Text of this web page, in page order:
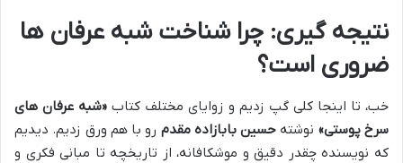
نتیجه گیری: چرا شناخت شبه عرفان ها
ضروری است؟
خب، تا اینجا کلی گپ زدیم و زوایای مختلف کتاب «شبه عرفان های
سرخ پوستی» نوشته حسین بابازاده مقدم رو با هم ورق زدیم. دیدیم
که نویسنده چقدر دقیق و موشکافانه، از تاریخچه تا مبانی فکری و